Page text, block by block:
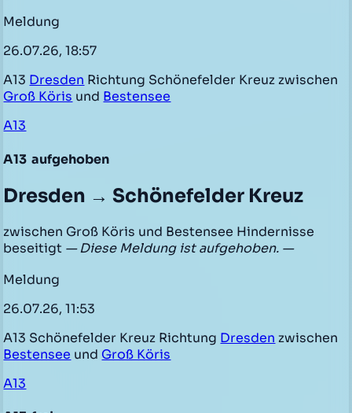
Meldung
26.07.26, 18:57
A13 Dresden Richtung Schönefelder Kreuz zwischen
Groß Köris und Bestensee
A13
A13 aufgehoben
Dresden → Schönefelder Kreuz
zwischen Groß Köris und Bestensee Hindernisse
beseitigt — Diese Meldung ist aufgehoben. —
Meldung
26.07.26, 11:53
A13 Schönefelder Kreuz Richtung Dresden zwischen
Bestensee und Groß Köris
A13